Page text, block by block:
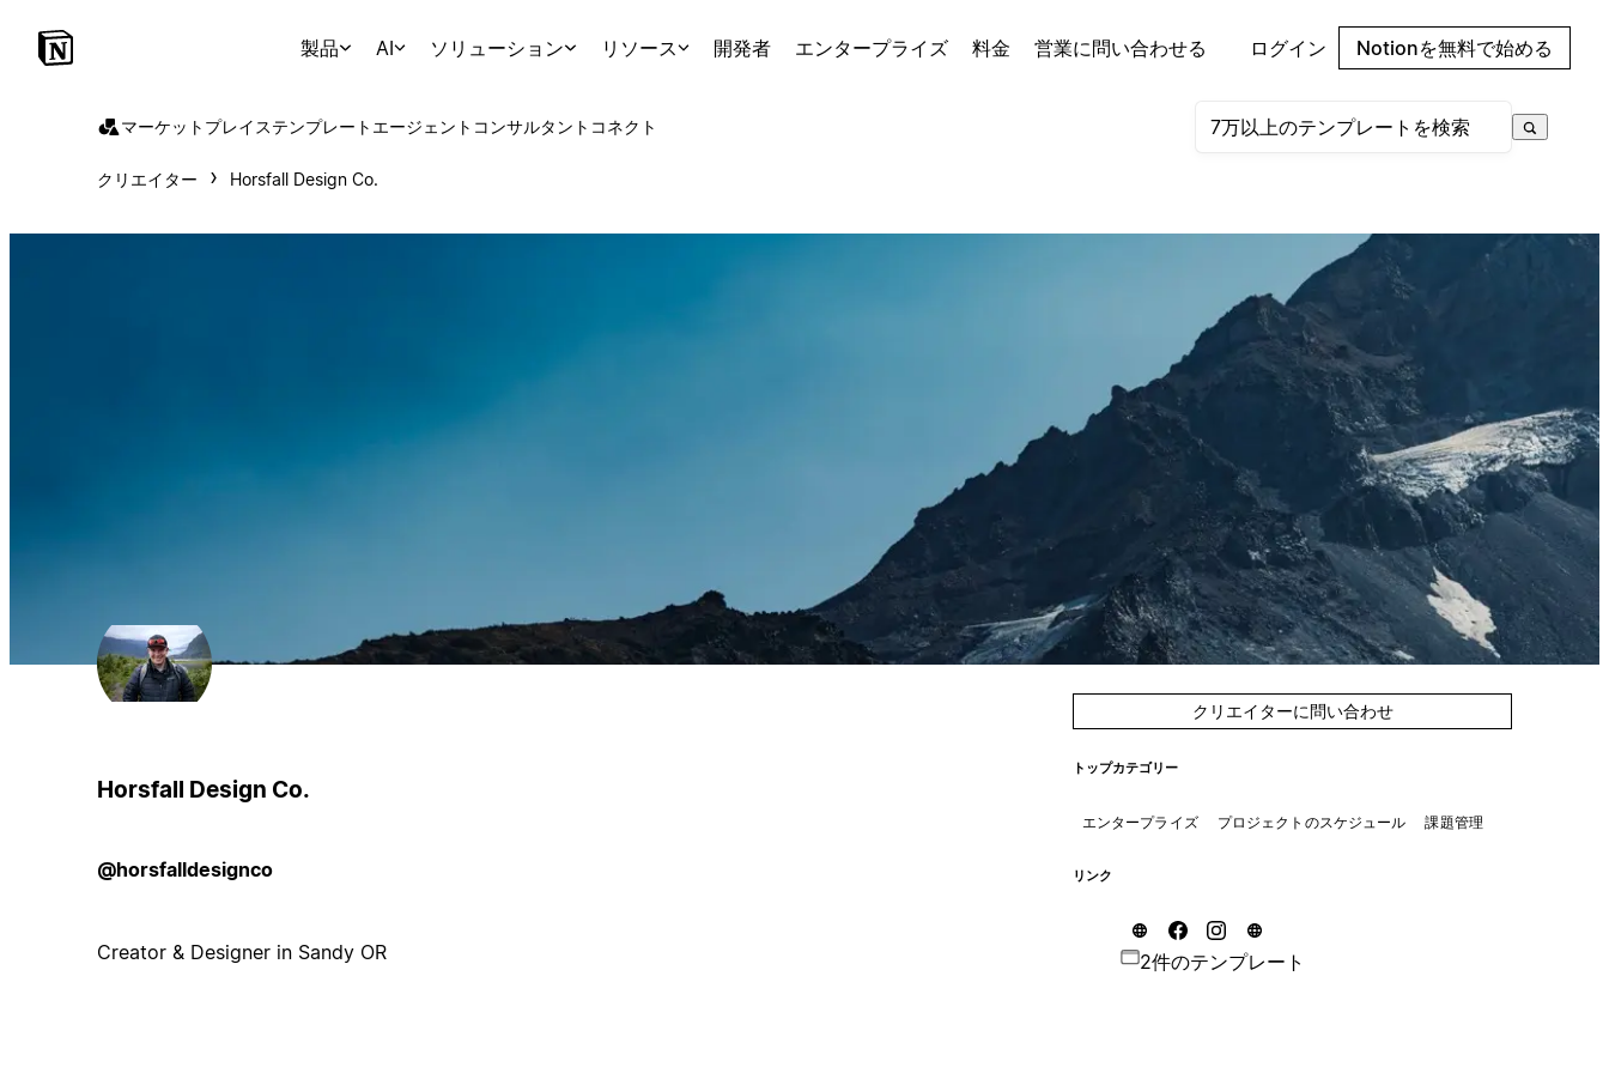
製品 AI ソリューション リソース 開発者 エンタープライズ 料金 営業に問い合わせる ログイン Notionを無料で始める
マーケットプレイステンプレート エージェント コンサルタント コネクト
クリエイター Horsfall Design Co.
Horsfall Design Co.
@horsfalldesignco
Creator & Designer in Sandy OR
クリエイターに問い合わせ
トップカテゴリー
エンタープライズ プロジェクトのスケジュール 課題管理
リンク
2件のテンプレート